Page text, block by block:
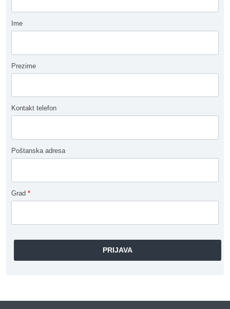
Ime
Prezime
Kontakt telefon
Poštanska adresa
Grad *